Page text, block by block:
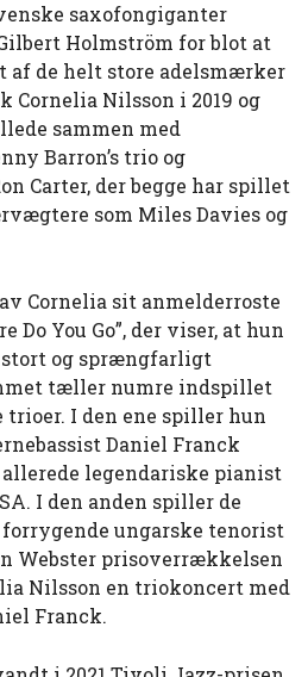
saxofongiganter
Holmström for blot at
af de helt store adelsmærker
Cornelia Nilsson i 2019 og
sammen med
Barron’s trio og
Carter, der begge har spillet
som Miles Davies og
Cornelia sit anmelderroste
Do You Go”, der viser, at hun
og sprængfarligt
tæller numre indspillet
I den ene spiller hun
Daniel Franck
legendariske pianist
I den anden spiller de
forrygende ungarske tenorist
Webster prisoverrækkelsen
Nilsson en triokoncert med
Franck.